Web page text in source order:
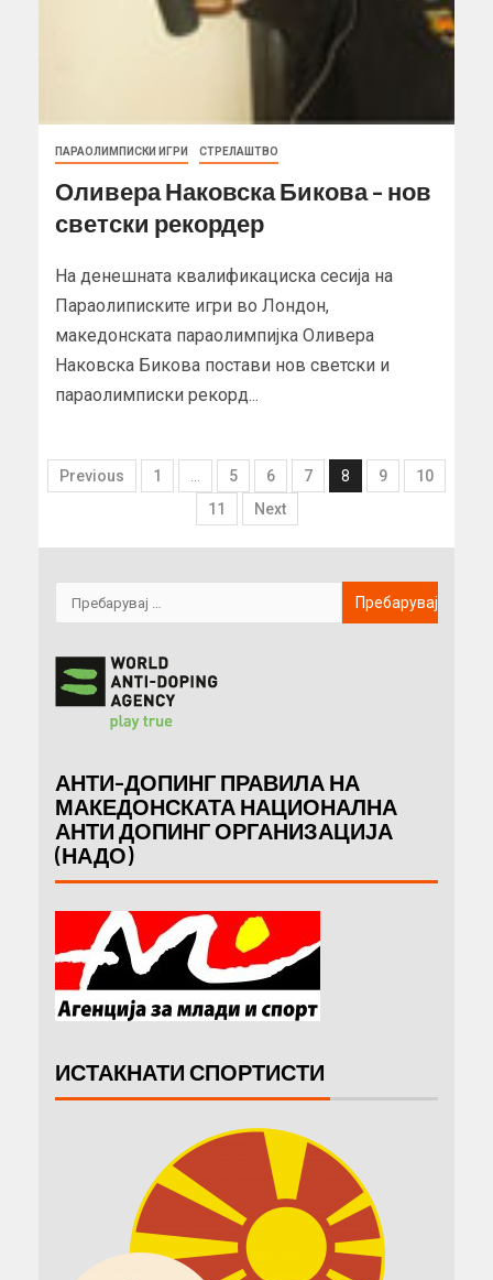
ПАРАОЛИМПИСКИ ИГРИ СТРЕЛАШТВО
Оливера Наковска Бикова – нов
светски рекордер
На денешната квалификациска сесија на
Параолиписките игри во Лондон,
македонската параолимпијка Оливера
Наковска Бикова постави нов светски и
параолимписки рекорд...
Previous 1 … 5 6 7 8 9
10
11
Next
АНТИ-ДОПИНГ ПРАВИЛА НА
МАКЕДОНСКАТА НАЦИОНАЛНА
АНТИ ДОПИНГ ОРГАНИЗАЦИЈА
(НАДО)
ИСТАКНАТИ СПОРТИСТИ